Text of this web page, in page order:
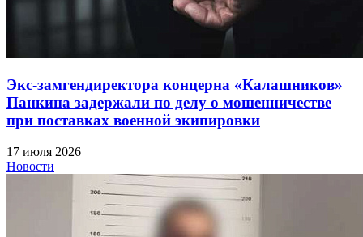
Экс-замгендиректора концерна «Калашников»
Панкина задержали по делу о мошенничестве
при поставках военной экипировки
17 июля 2026
Новости